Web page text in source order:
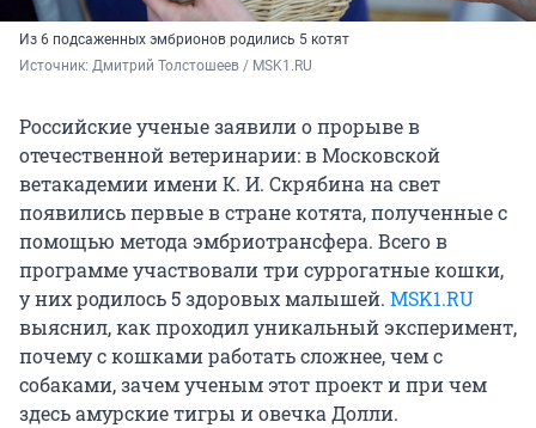
Из 6 подсаженных эмбрионов родились 5 котят
Источник: Дмитрий Толстошеев / MSK1.RU
Российские ученые заявили о прорыве в
отечественной ветеринарии: в Московской
ветакадемии имениК. И. Скрябинана свет
появились первые в стране котята, полученные с
помощью метода эмбриотрансфера. Всего в
программе участвовали три суррогатные кошки,
у них родилось 5 здоровых малышей. MSK1.RU
выяснил, как проходил уникальный эксперимент,
почему с кошками работать сложнее, чем с
собаками, зачем ученым этот проект и при чем
здесь амурские тигры и овечка Долли.